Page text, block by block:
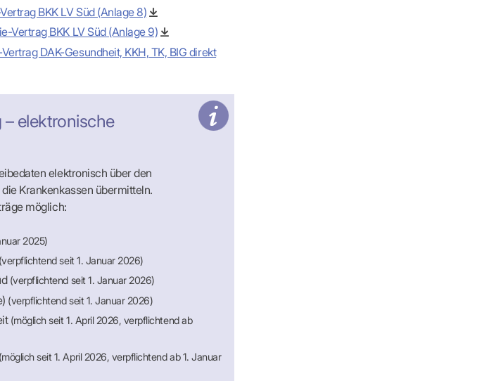
BKK LV Süd (Anlage 8)
Vertrag BKK LV Süd (Anlage 9)
DAK-Gesundheit, KKH, TK, BIG direkt
elektronische
elektronisch über den
die Krankenkassen übermitteln.
möglich:
2025)
(verpflichtend seit 1. Januar 2026)
(verpflichtend seit 1. Januar 2026)
(verpflichtend seit 1. Januar 2026)
(möglich seit 1. April 2026, verpflichtend ab
(möglich seit 1. April 2026, verpflichtend ab 1. Januar